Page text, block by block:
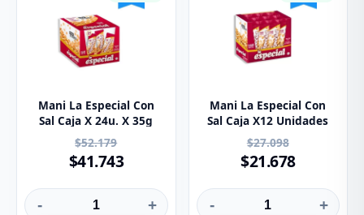
Mani La Especial Con
Sal Caja X 24u. X 35g
$52.179
$41.743
- +
Mani La Especial Con
Sal Caja X12 Unidades
$27.098
$21.678
- +